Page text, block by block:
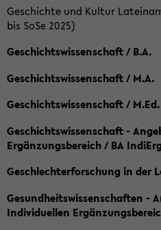
Geschichte und Kultur
bis SoSe 2025)
Geschichtswissenschaft / B.A.
Geschichtswissenschaft / M.A.
Geschichtswissenschaft / M.Ed.
Geschichtswissenschaft -
Ergänzungsbereich / BA
Geschlechterforschung in der
Gesundheitswissenschaften -
Individuellen